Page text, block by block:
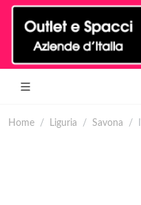
Home Liguria Savona